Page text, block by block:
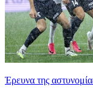
Έρευνα της